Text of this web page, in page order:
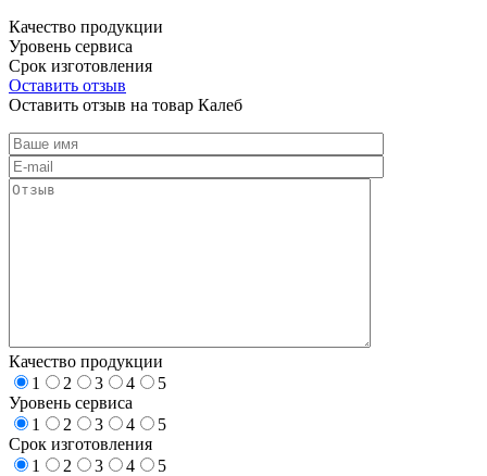
Качество продукции
Уровень сервиса
Срок изготовления
Оставить отзыв
Оставить отзыв на товар Калеб
Качество продукции
1
2 3 4
5
Уровень сервиса
1
2 3 4
5
Срок изготовления
1
2 3 4
5